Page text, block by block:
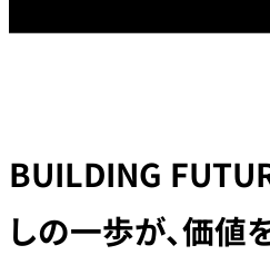
BUILDING
しの一歩が、価値